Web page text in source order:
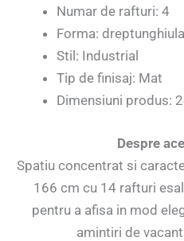
Numar de rafturi: 4
Forma:
Stil: Industrial
Tip de finisaj: Mat
Dimensiuni produs:
Despre
Spatiu concentrat si
166 cm cu 14 rafturi
pentru a afisa in mod
amintiri de